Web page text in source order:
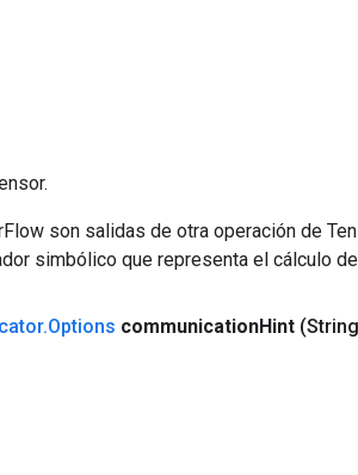
son salidas de otra operación de
simbólico que representa el cálculo de
.Options communicationHint